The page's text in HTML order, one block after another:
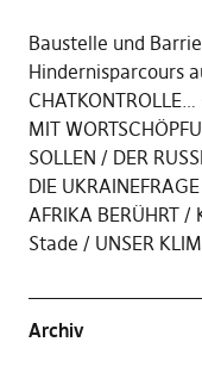
Baustelle und
Hindernisparcours
CHATKONTROLLE…
MIT
SOLLEN
DER
DIE
AFRIKA BERÜHRT
Stade
UNSER
Archiv